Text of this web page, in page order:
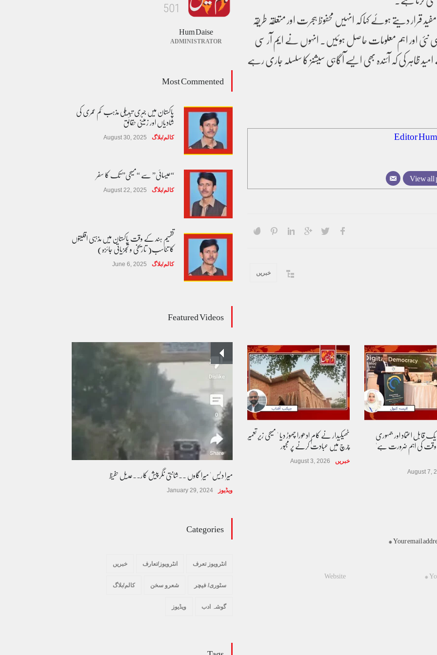
دیتے ہوئے کہا کہ انہیں محفوظ ہجرت اور متعلقہ طریقہ
اور اہم معلومات حاصل ہوئیں۔ انہوں نے ایم آر سی
ظاہر کی کہ آئندہ بھی ایسے آگاہی سیشنز کا سلسلہ جاری رہے
Editor
View all
خبریں
ٹھیکیدار نے کام ادھورا چھوڑ دیا ' مسیحی زیر تعمیر
چرچ میں عبادت کرنے پر مجبور
خبریں August 3, 2026
قابل اعتماد اور جمہوری
وقت کی اہم ضرورت ہے'
August 7,
Your email
1
0
5
Hum Daise
ADMINISTRATOR
Most Commented
پاکستان میں جبری تبدیلی مذہب 'کم عمری کی
شادیاں اور زمینی حقائق
کالم/بلاگ August 30, 2025
“عیسائی” سے “مسیحی” تک کا سفر
کالم/بلاگ August 22, 2025
تقسیم ہند کے وقت پاکستان میں مذہبی اقلیتوں
کا تناسب( تاریخی و تجزیاتی جائزہ)
کالم/بلاگ June 6, 2025
بیٹیاں
پسند کی شادیوں کا بڑھتا ہوا رجحان اور راولپنڈی
کی یوسیز میں اندارج پر پابندی ایک نیا تنازعہ
کالم/بلاگ October 14, 2025
Featured Videos
میرا دیس ' میرا گاوں ۔۔شانتی نگرپیش کار۔۔عدیل حفیظ
ویڈیوز January 29, 2024
وڈیو کالم - کالم کار لائبہ زینب
ویڈیوز January 24, 2024
Categories
انٹرویوز تعرف انٹرویوز/تعارف خبریں
سٹوری/ فیچر شعرو سخن کالم/بلاگ
گوشہ ادب ویڈیوز